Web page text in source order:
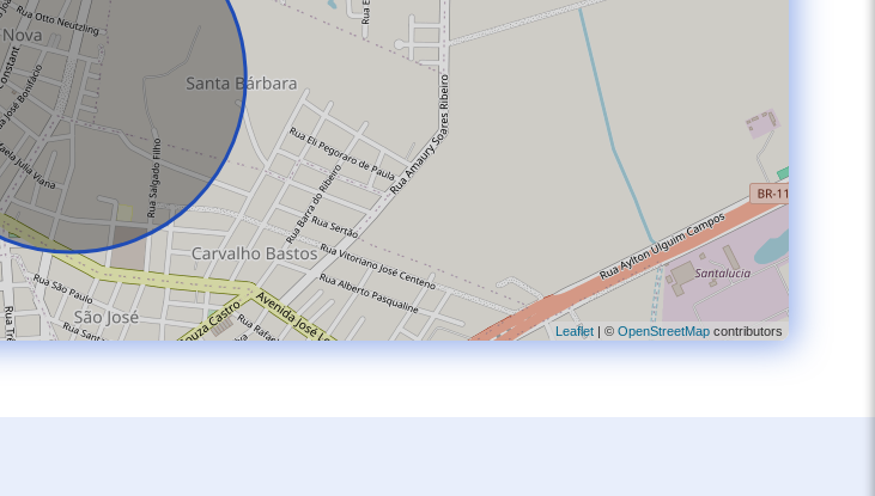
Leaflet | © OpenStreetMap contributors